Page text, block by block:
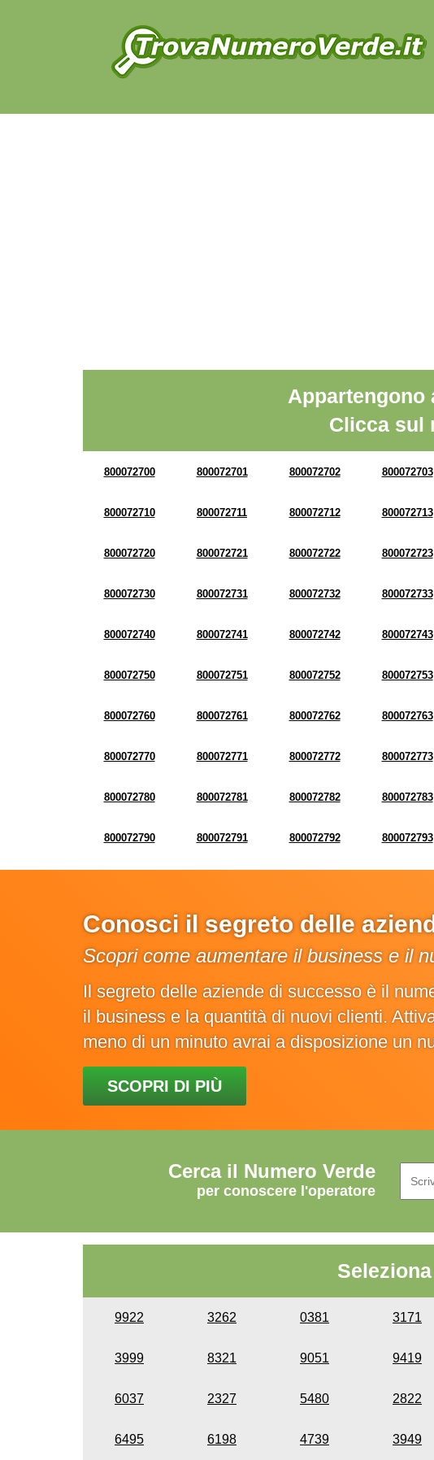
Appartengono
Clicca sul
800072700 800072701 800072702 800072703
800072710 800072711 800072712 800072713
800072720 800072721 800072722 800072723
800072730 800072731 800072732 800072733
800072740 800072741 800072742 800072743
800072750 800072751 800072752 800072753
800072760 800072761 800072762 800072763
800072770 800072771 800072772 800072773
800072780 800072781 800072782 800072783
800072790 800072791 800072792 800072793
Conosci il segreto delle
Scopri come aumentare il business e il
Il segreto delle aziende di successo è il
il business e la quantità di nuovi clienti.
meno di un minuto avrai a disposizione un
SCOPRI DI PIÙ
Cerca il Numero Verde
per conoscere l'operatore
9922 3262 0381 3171
3999 8321 9051 9419
6037 2327 5480 2822
6495 6198 4739 3949